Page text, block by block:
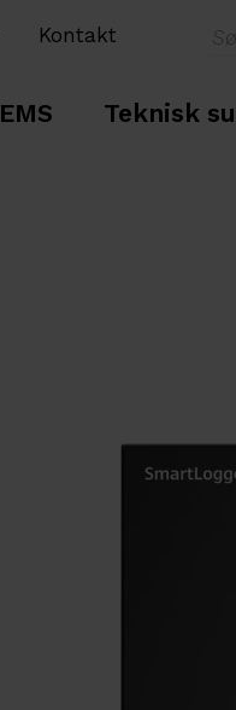
Kontakt
EMS Teknisk